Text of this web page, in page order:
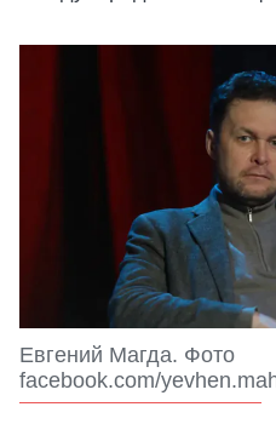
Евгений Магда. Фото
facebook.com/